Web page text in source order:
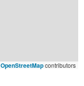
OpenStreetMapcontributors